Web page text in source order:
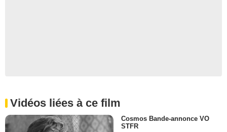
Vidéos liées à ce film
Cosmos Bande-annonce VO
STFR